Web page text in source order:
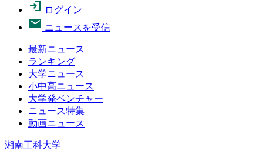
ログイン
ニュースを受信
最新ニュース
ランキング
大学ニュース
小中高ニュース
大学発ベンチャー
ニュース特集
動画ニュース
湘南工科大学